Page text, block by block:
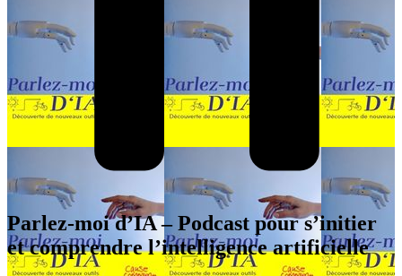
Parlez-moi d’IA – Podcast pour s’initier
et comprendre l’intelligence artificielle